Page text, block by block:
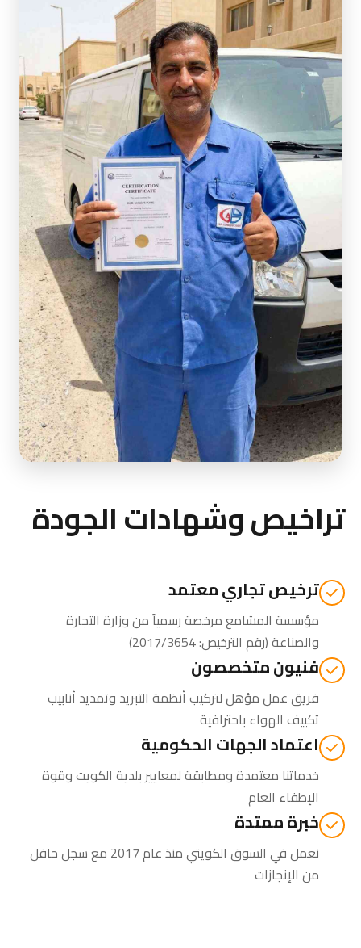
تراخيص وشهادات الجودة
ترخيص تجاري معتمد
مؤسسة المشامع مرخصة رسمياً من وزارة التجارة
والصناعة (رقم الترخيص: 2017/3654)
فنيون متخصصون
فريق عمل مؤهل لتركيب أنظمة التبريد وتمديد أنابيب
تكييف الهواء باحترافية
اعتماد الجهات الحكومية
خدماتنا معتمدة ومطابقة لمعايير بلدية الكويت وقوة
الإطفاء العام
خبرة ممتدة
نعمل في السوق الكويتي منذ عام 2017 مع سجل حافل
من الإنجازات